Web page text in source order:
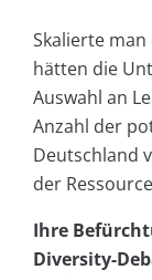
Skalierte
hätten die
Auswahl an
Anzahl der
Deutschland
der
Ihre
Diversity-